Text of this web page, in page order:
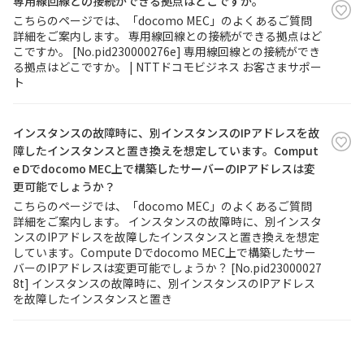
こちらのページでは、「docomo MEC」のよくあるご質問
詳細をご案内します。 専用線回線との接続ができる拠点はど
こですか。 [No.pid230000276e] 専用線回線との接続ができ
る拠点はどこですか。 | NTTドコモビジネス お客さまサポー
ト
インスタンスの故障時に、別インスタンスのIPアドレスを故
障したインスタンスと置き換えを想定しています。Comput
e Dでdocomo MEC上で構築したサーバーのIPアドレスは変
更可能でしょうか？
こちらのページでは、「docomo MEC」のよくあるご質問
詳細をご案内します。 インスタンスの故障時に、別インスタ
ンスのIPアドレスを故障したインスタンスと置き換えを想定
しています。Compute Dでdocomo MEC上で構築したサー
バーのIPアドレスは変更可能でしょうか？ [No.pid23000027
8t] インスタンスの故障時に、別インスタンスのIPアドレス
を故障したインスタンスと置き